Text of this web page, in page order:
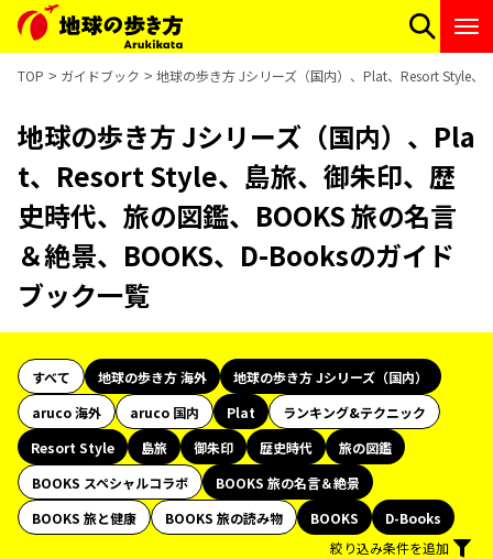
TOP ガイドブック 地球の歩き方 Jシリーズ（国内）、Plat、Resort Style
地球の歩き方 Jシリーズ（国内）、Pla
t、Resort Style、島旅、御朱印、歴
史時代、旅の図鑑、BOOKS 旅の名言
＆絶景、BOOKS、D-Booksのガイド
ブック一覧
すべて 地球の歩き方 海外
地球の歩き方 Jシリーズ（国内）
aruco 海外
aruco 国内 Plat
ランキング&テクニック
Resort Style
島旅 御朱印 歴史時代
旅の図鑑
BOOKS スペシャルコラボ
BOOKS 旅の名言＆絶景
BOOKS 旅と健康
BOOKS 旅の読み物 BOOKS
D-Books
絞り込み条件を追加